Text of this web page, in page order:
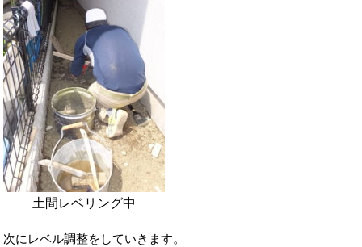
土間レベリング中
次にレベル調整をしていきます。